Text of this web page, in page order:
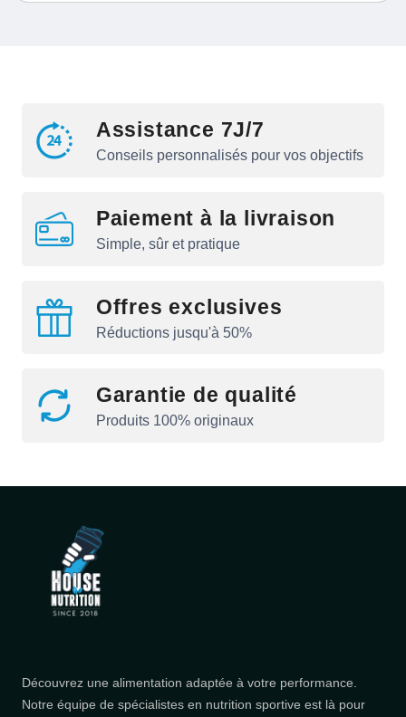
Assistance 7J/7
Conseils personnalisés pour vos objectifs
Paiement à la livraison
Simple, sûr et pratique
Offres exclusives
Réductions jusqu'à 50%
Garantie de qualité
Produits 100% originaux
Découvrez une alimentation adaptée à votre performance.
Notre équipe de spécialistes en nutrition sportive est là pour